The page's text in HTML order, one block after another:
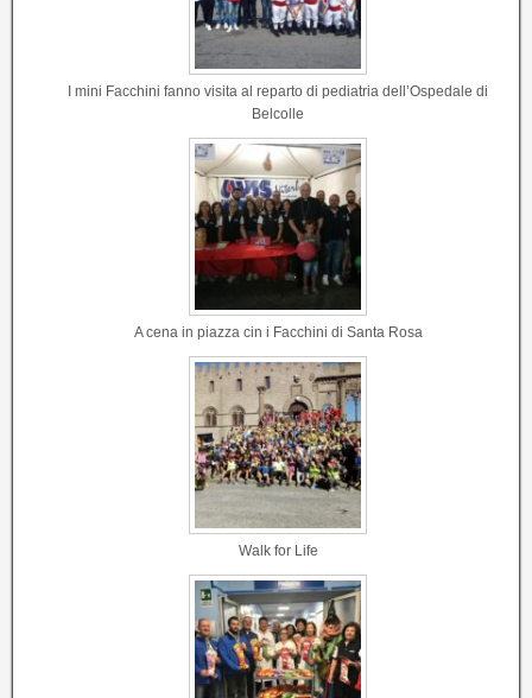
I mini Facchini fanno visita al reparto di pediatria dell’Ospedale di
Belcolle
A cena in piazza cin i Facchini di Santa Rosa
Walk for Life